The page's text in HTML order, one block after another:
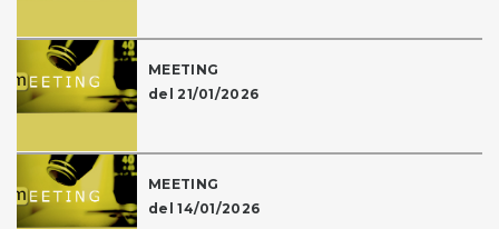
MEETING
del 21/01/2026
MEETING
del 14/01/2026